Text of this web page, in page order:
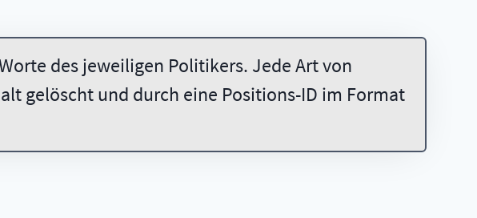
des jeweiligen Politikers. Jede Art von
gelöscht und durch eine Positions-ID im Format